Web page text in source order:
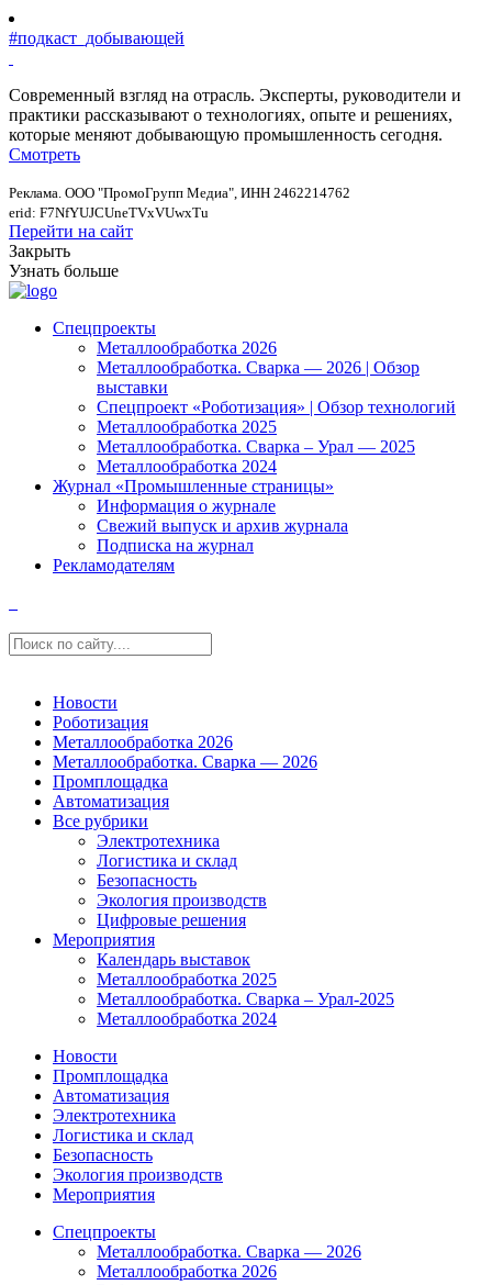
#подкаст_добывающей
Современный взгляд на отрасль. Эксперты, руководители и
практики рассказывают о технологиях, опыте и решениях,
которые меняют добывающую промышленность сегодня.
Смотреть
Реклама. ООО "ПромоГрупп Медиа", ИНН 2462214762
erid: F7NfYUJCUneTVxVUwxTu
Перейти на сайт
Закрыть
Узнать больше
Спецпроекты
Металлообработка 2026
Металлообработка. Сварка — 2026 | Обзор
выставки
Спецпроект «Роботизация» | Обзор технологий
Металлообработка 2025
Металлообработка. Сварка – Урал — 2025
Металлообработка 2024
Журнал «Промышленные страницы»
Информация о журнале
Свежий выпуск и архив журнала
Подписка на журнал
Рекламодателям
Новости
Роботизация
Металлообработка 2026
Металлообработка. Сварка — 2026
Промплощадка
Автоматизация
Все рубрики
Электротехника
Логистика и склад
Безопасность
Экология производств
Цифровые решения
Мероприятия
Календарь выставок
Металлообработка 2025
Металлообработка. Сварка – Урал-2025
Металлообработка 2024
Новости
Промплощадка
Автоматизация
Электротехника
Логистика и склад
Безопасность
Экология производств
Мероприятия
Спецпроекты
Металлообработка. Сварка — 2026
Металлообработка 2026